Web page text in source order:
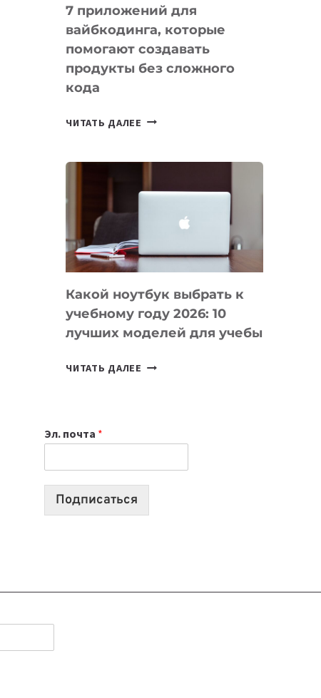
7 приложений для
вайбкодинга, которые
помогают создавать
продукты без сложного
кода
ЧИТАТЬ ДАЛЕЕ
КОТОРЫЕ
СОЗДАВАТЬ
БЕЗ
КОДА
Какой ноутбук выбрать к
учебному году 2026: 10
лучших моделей для учебы
ЧИТАТЬ ДАЛЕЕ КАКОЙ
2026:
10
Эл. почта *
Подписаться